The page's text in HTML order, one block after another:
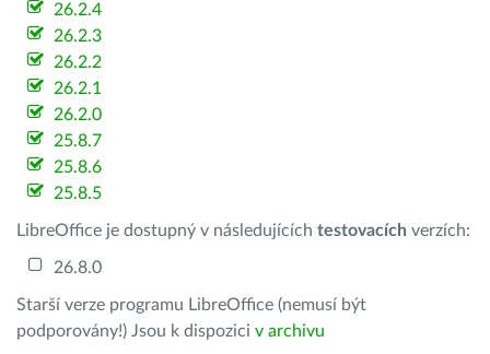
26.2.4
26.2.3
26.2.2
26.2.1
26.2.0
25.8.7
25.8.6
25.8.5
LibreOffice je dostupný v následujících testovacích verzích:
26.8.0
Starší verze programu LibreOffice (nemusí být
podporovány!) Jsou k dispozici v archivu